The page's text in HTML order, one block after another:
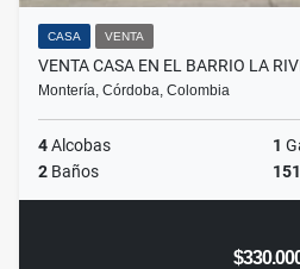
CASA VENTA
VENTA CASA EN EL BARRIO LA
Montería, Córdoba, Colombia
4Alcobas 1
2 Baños 151